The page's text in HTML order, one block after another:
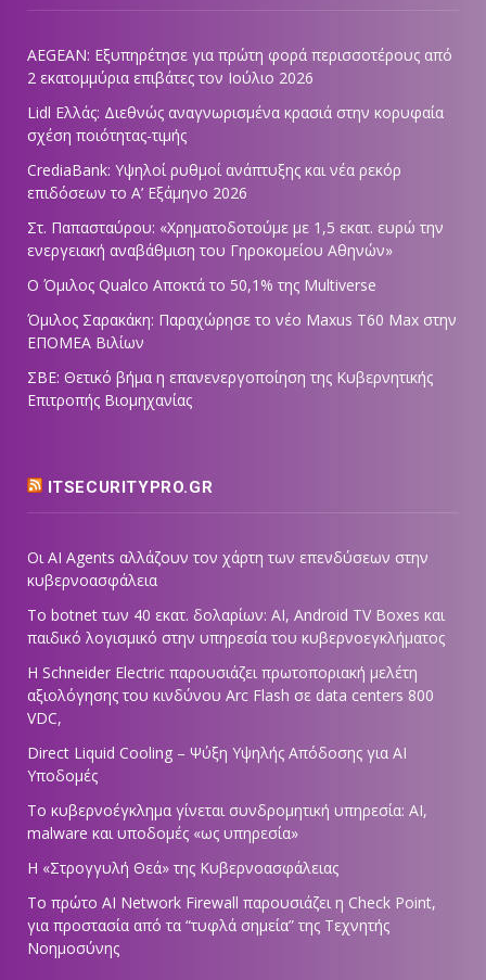
AEGEAN: Εξυπηρέτησε για πρώτη φορά περισσοτέρους από
2 εκατομμύρια επιβάτες τον Ιούλιο 2026
Lidl Ελλάς: Διεθνώς αναγνωρισμένα κρασιά στην κορυφαία
σχέση ποιότητας-τιμής
CrediaBank: Υψηλοί ρυθμοί ανάπτυξης και νέα ρεκόρ
επιδόσεων το Α’ Εξάμηνο 2026
Στ. Παπασταύρου: «Χρηματοδοτούμε με 1,5 εκατ. ευρώ την
ενεργειακή αναβάθμιση του Γηροκομείου Αθηνών»
Ο Όμιλος Qualco Αποκτά το 50,1% της Multiverse
Όμιλος Σαρακάκη: Παραχώρησε το νέο Maxus T60 Max στην
ΕΠΟΜΕΑ Βιλίων
ΣΒΕ: Θετικό βήμα η επανενεργοποίηση της Κυβερνητικής
Επιτροπής Βιομηχανίας
ITSECURITYPRO.GR
Οι AI Agents αλλάζουν τον χάρτη των επενδύσεων στην
κυβερνοασφάλεια
Το botnet των 40 εκατ. δολαρίων: AI, Android TV Boxes και
παιδικό λογισμικό στην υπηρεσία του κυβερνοεγκλήματος
Η Schneider Electric παρουσιάζει πρωτοποριακή μελέτη
αξιολόγησης του κινδύνου Arc Flash σε data centers 800
VDC,
Direct Liquid Cooling – Ψύξη Υψηλής Απόδοσης για AI
Υποδομές
Το κυβερνοέγκλημα γίνεται συνδρομητική υπηρεσία: AI,
malware και υποδομές «ως υπηρεσία»
Η «Στρογγυλή Θεά» της Κυβερνοασφάλειας
Tο πρώτο AI Network Firewall παρουσιάζει η Check Point,
για προστασία από τα “τυφλά σημεία” της Τεχνητής
Νοημοσύνης